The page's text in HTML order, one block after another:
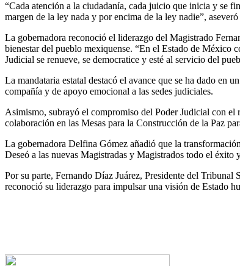
“Cada atención a la ciudadanía, cada juicio que inicia y se
margen de la ley nada y por encima de la ley nadie”,
La gobernadora reconoció el liderazgo del Magistrado
bienestar del pueblo mexiquense. “En el Estado de México
Judicial se renueve, se democratice y esté al servicio del
La mandataria estatal destacó el avance que se ha dado en
compañía y de apoyo emocional a las sedes judiciales.
Asimismo, subrayó el compromiso del Poder Judicial con el
colaboración en las Mesas para la Construcción de la Paz
La gobernadora Delfina Gómez añadió que la
Deseó a las nuevas Magistradas y Magistrados todo el
Por su parte, Fernando Díaz Juárez, Presidente del
reconoció su liderazgo para impulsar una visión de Estado